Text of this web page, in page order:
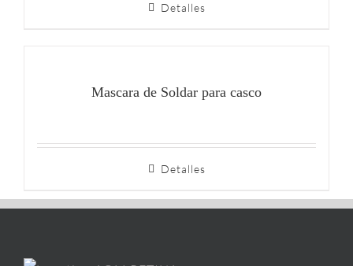
Detalles
Mascara de Soldar para casco
Detalles